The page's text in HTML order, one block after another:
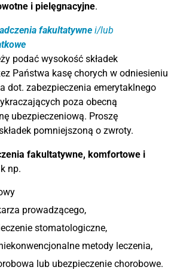
i pielęgnacyjne.
fakultatywne i/lub
podać wysokość składek
Państwa kasę chorych w odniesieniu
dot. zabezpieczenia emerytaklnego
poza obecną
ubezpieczeniową. Proszę
pomniejszoną o zwroty.
fakultatywne, komfortowe i
np.
prowadzącego,
stomatologiczne,
metody leczenia,
lub ubezpieczenie chorobowe.